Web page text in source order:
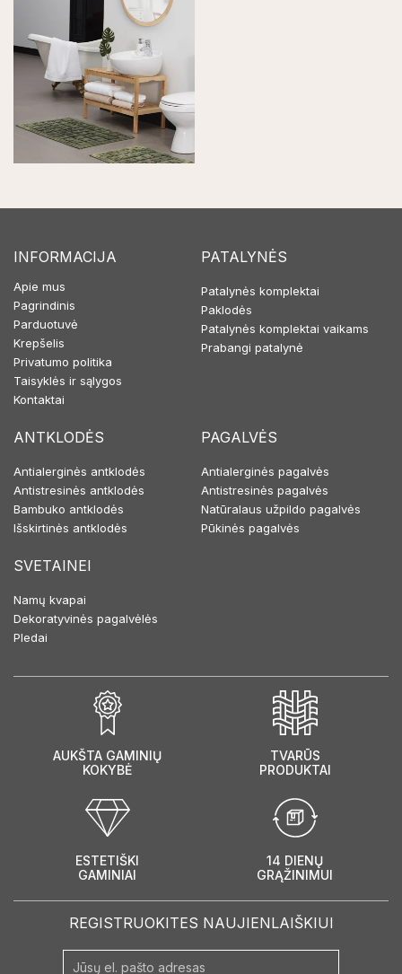
INFORMACIJA
Apie mus
Pagrindinis
Parduotuvė
Krepšelis
Privatumo politika
Taisyklės ir sąlygos
Kontaktai
PATALYNĖS
Patalynės komplektai
Paklodės
Patalynės komplektai vaikams
Prabangi patalynė
ANTKLODĖS
Antialerginės antklodės
Antistresinės antklodės
Bambuko antklodės
Išskirtinės antklodės
PAGALVĖS
Antialerginės pagalvės
Antistresinės pagalvės
Natūralaus užpildo pagalvės
Pūkinės pagalvės
SVETAINEI
Namų kvapai
Dekoratyvinės pagalvėlės
Pledai
AUKŠTA GAMINIŲ
KOKYBĖ
TVARŪS
PRODUKTAI
ESTETIŠKI
GAMINIAI
14 DIENŲ
GRĄŽINIMUI
REGISTRUOKITES NAUJIENLAIŠKIUI